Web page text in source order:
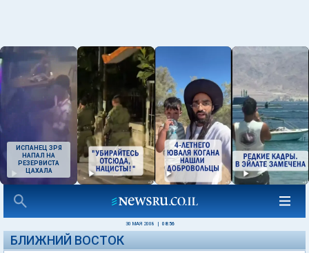
ИСПАНЕЦ ЗРЯ
НАПАЛ НА
РЕЗЕРВИСТА
ЦАХАЛА
30 МАЯ 2008 08:56
БЛИЖНИЙ ВОСТОК